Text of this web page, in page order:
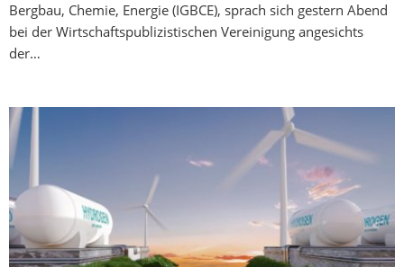
Bergbau, Chemie, Energie (IGBCE), sprach sich gestern Abend
bei der Wirtschaftspublizistischen Vereinigung angesichts
der…